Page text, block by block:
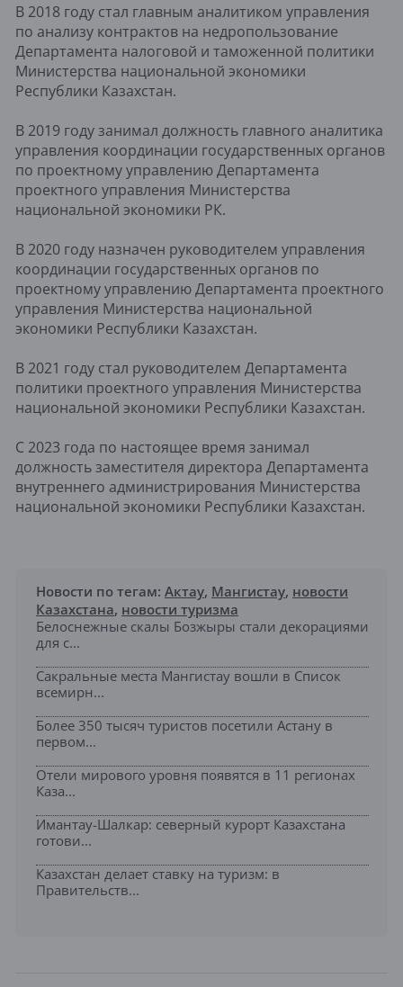
В 2018 году стал главным аналитиком управления
по анализу контрактов на недропользование
Департамента налоговой и таможенной политики
Министерства национальной экономики
Республики Казахстан.
В 2019 году занимал должность главного аналитика
управления координации государственных органов
по проектному управлению Департамента
проектного управления Министерства
национальной экономики РК.
В 2020 году назначен руководителем управления
координации государственных органов по
проектному управлению Департамента проектного
управления Министерства национальной
экономики Республики Казахстан.
В 2021 году стал руководителем Департамента
политики проектного управления Министерства
национальной экономики Республики Казахстан.
С 2023 года по настоящее время занимал
должность заместителя директора Департамента
внутреннего администрирования Министерства
национальной экономики Республики Казахстан.
Новости по тегам: Актау, Мангистау, новости
Казахстана, новости туризма
Белоснежные скалы Бозжыры стали декорациями
для с...
Сакральные места Мангистау вошли в Список
всемирн...
Более 350 тысяч туристов посетили Астану в
первом...
Отели мирового уровня появятся в 11 регионах
Каза...
Имантау-Шалкар: северный курорт Казахстана
готови...
Казахстан делает ставку на туризм: в
Правительств...